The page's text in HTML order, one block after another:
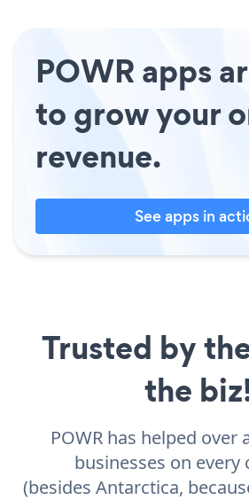
POWR apps
to grow your
revenue.
See apps in
Trusted by
the
POWR has helped over
businesses on every
(besides Antarctica,